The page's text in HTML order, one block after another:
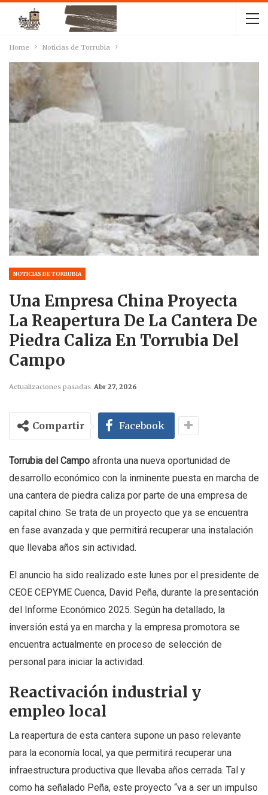
Home Noticias de Torrubia
NOTICIAS DE TORRUBIA
Una Empresa China Proyecta
La Reapertura De La Cantera De
Piedra Caliza En Torrubia Del
Campo
Actualizaciones pasadas Abr 27, 2026
Compartir Facebook
Torrubia del Campo afronta una nueva oportunidad de
desarrollo económico con la inminente puesta en marcha de
una cantera de piedra caliza por parte de una empresa de
capital chino. Se trata de un proyecto que ya se encuentra
en fase avanzada y que permitirá recuperar una instalación
que llevaba años sin actividad.
El anuncio ha sido realizado este lunes por el presidente de
CEOE CEPYME Cuenca, David Peña, durante la presentación
del Informe Económico 2025. Según ha detallado, la
inversión está ya en marcha y la empresa promotora se
encuentra actualmente en proceso de selección de
personal para iniciar la actividad.
Reactivación industrial y
empleo local
La reapertura de esta cantera supone un paso relevante
para la economía local, ya que permitirá recuperar una
infraestructura productiva que llevaba años cerrada. Tal y
como ha señalado Peña, este proyecto “va a ser un impulso